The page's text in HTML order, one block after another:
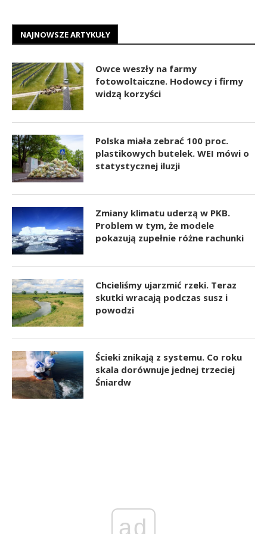
NAJNOWSZE ARTYKUŁY
Owce weszły na farmy
fotowoltaiczne. Hodowcy i firmy
widzą korzyści
Polska miała zebrać 100 proc.
plastikowych butelek. WEI mówi o
statystycznej iluzji
Zmiany klimatu uderzą w PKB.
Problem w tym, że modele
pokazują zupełnie różne rachunki
Chcieliśmy ujarzmić rzeki. Teraz
skutki wracają podczas susz i
powodzi
Ścieki znikają z systemu. Co roku
skala dorównuje jednej trzeciej
Śniardw
ad